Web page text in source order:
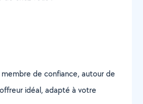
de confiance, autour de
idéal, adapté à votre